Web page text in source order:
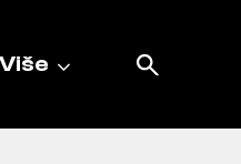
Više